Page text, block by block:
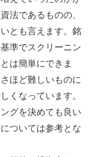
法であるものの、
とも言えます。銘
準でスクリーニン
は簡単にできま
ほど難しいものに
くなっています。
グを決めても良い
ついては参考とな